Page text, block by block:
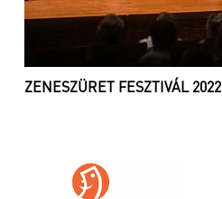
ZENESZÜRET FESZTIVÁL 2022